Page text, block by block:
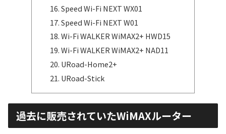
Speed Wi-Fi NEXT WX01
Speed Wi-Fi NEXT W01
Wi-Fi WALKER WiMAX2+ HWD15
Wi-Fi WALKER WiMAX2+ NAD11
URoad-Home2+
URoad-Stick
過去に販売されていたWiMAXルーター